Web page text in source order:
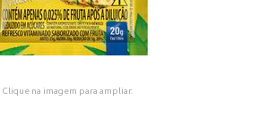
Clique na imagem para ampliar.